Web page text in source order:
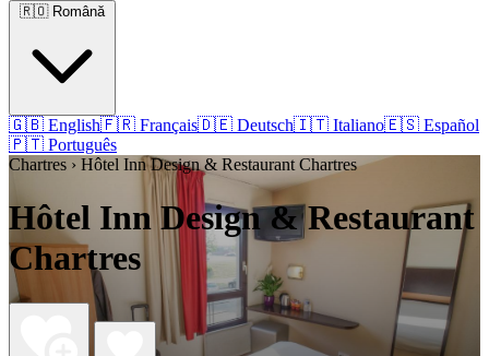
🇷🇴 Română
🇬🇧 English🇫🇷 Français🇩🇪 Deutsch🇮🇹 Italiano🇪🇸 Español
🇵🇹 Português
Chartres › Hôtel Inn Design & Restaurant Chartres
Hôtel Inn Design & Restaurant
Chartres